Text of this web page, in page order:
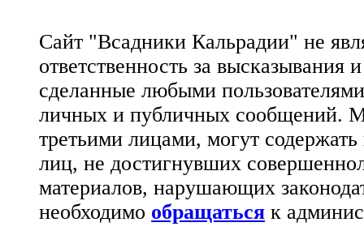
Сайт "Всадники Кальрадии" не
ответственность за
сделанные любыми
личных и публичных сообщений.
третьими лицами, могут
лиц, не достигнувших
материалов, нарушающих
необходимо обращаться к